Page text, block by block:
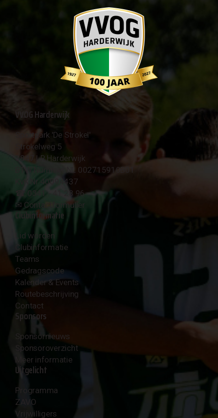
VVOG Harderwijk
Sportpark 'De Strokel'
Strokelweg 5
3847 LR Harderwijk
BTW Nummer NL 002715910B01
KvK Nr 40094437
☎︎ 0341 - 41 28 96
✉︎ Contactformulier
Clubinformatie
Lid worden
Clubinformatie
Teams
Gedragscode
Kalender & Events
Routebeschrijving
Contact
Sponsors
Sponsornieuws
Sponsoroverzicht
Meer informatie
Uitgelicht
Programma
ZAVO
Vrijwilligers